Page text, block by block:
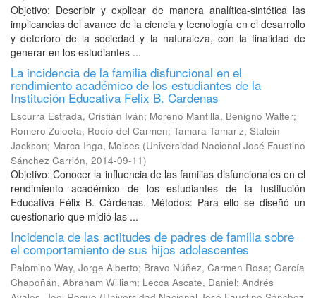
Objetivo: Describir y explicar de manera analítica-sintética las
implicancias del avance de la ciencia y tecnología en el desarrollo
y deterioro de la sociedad y la naturaleza, con la finalidad de
generar en los estudiantes ...
La incidencia de la familia disfuncional en el
rendimiento académico de los estudiantes de la
Institución Educativa Felix B. Cardenas
Escurra Estrada, Cristián Iván; Moreno Mantilla, Benigno Walter;
Romero Zuloeta, Rocío del Carmen; Tamara Tamariz, Stalein
Jackson; Marca Inga, Moises (Universidad Nacional José Faustino
Sánchez Carrión, 2014-09-11)
Objetivo: Conocer la influencia de las familias disfuncionales en el
rendimiento académico de los estudiantes de la Institución
Educativa Félix B. Cárdenas. Métodos: Para ello se diseñó un
cuestionario que midió las ...
Incidencia de las actitudes de padres de familia sobre
el comportamiento de sus hijos adolescentes
Palomino Way, Jorge Alberto; Bravo Núñez, Carmen Rosa; García
Chapoñán, Abraham William; Lecca Ascate, Daniel; Andrés